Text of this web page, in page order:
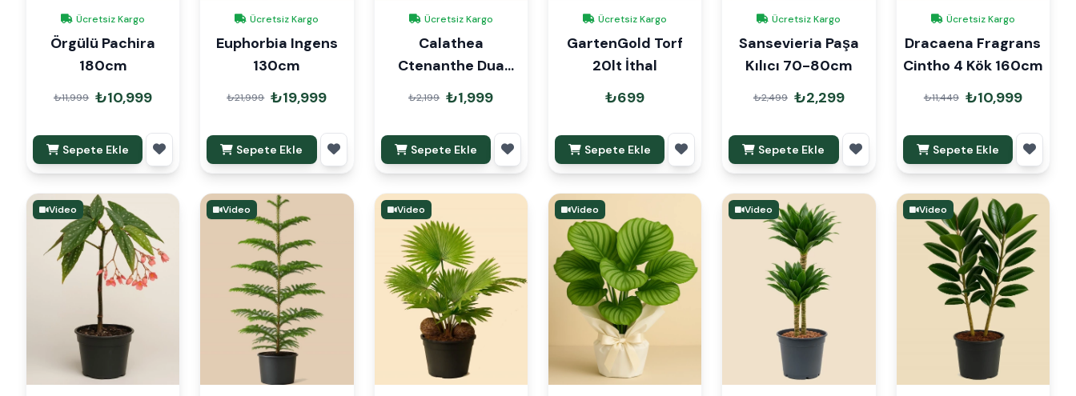
Ücretsiz Kargo
Örgülü Pachira
180cm
₺11,999 ₺10,999
Sepete Ekle
Ücretsiz Kargo
Euphorbia Ingens
130cm
₺21,999 ₺19,999
Sepete Ekle
Ücretsiz Kargo
Calathea
Ctenanthe Dua
Çiçeği Hediye
Paketli
₺2,199 ₺1,999
Sepete Ekle
Ücretsiz Kargo
GartenGold Torf
20lt İthal
₺699
Sepete Ekle
Ücretsiz Kargo
Sansevieria Paşa
Kılıcı 70-80cm
₺2,499 ₺2,299
Sepete Ekle
Ücretsiz Kargo
Dracaena Fragrans
Cintho 4 Kök 160cm
₺11,449 ₺10,999
Sepete Ekle
Video Video Video Video Video Video